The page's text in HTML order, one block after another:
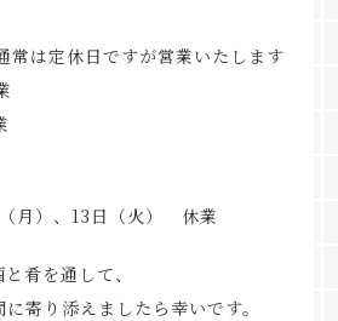
は定休日ですが営業いたします
月）、13日（火） 休業
肴を通して、
寄り添えましたら幸いです。